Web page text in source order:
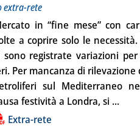
extra-rete
in “fine mese” con
a coprire solo le
sono registrate variazioni
Per mancanza di
sul Mediterraneo
festività a Londra, si ...
notizia
Extra-rete